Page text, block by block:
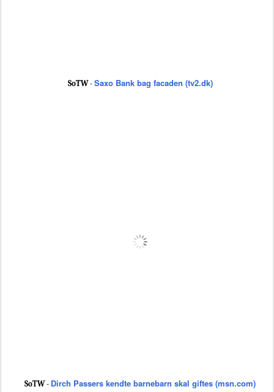
SoTW - Saxo Bank bag facaden (tv2.dk)
SoTW - Dirch Passers kendte barnebarn skal giftes (msn.com)